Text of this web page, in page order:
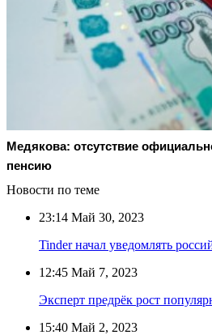
Медякова: отсутствие
пенсию
Новости по теме
23:14 Май 30, 2023
Tinder начал уведомлять
12:45 Май 7, 2023
Эксперт предрёк рост
15:40 Май 2, 2023